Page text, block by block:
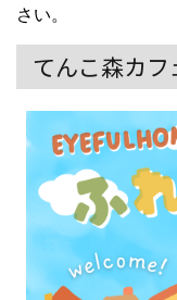
さい。
てんこ森カフ